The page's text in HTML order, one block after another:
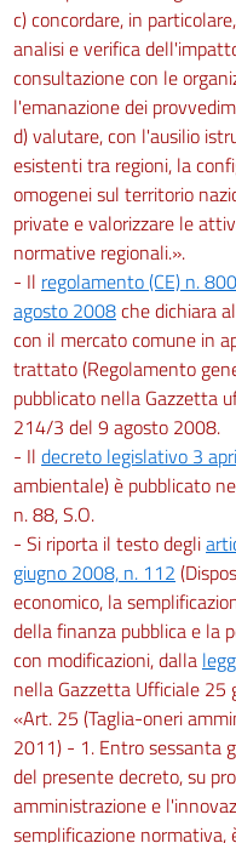
c) concordare, in
analisi e verifica
consultazione con le
l'emanazione dei
d) valutare, con l'ausilio
esistenti tra regioni, la
omogenei sul territorio
private e valorizzare le
normative regionali.».
- Il regolamento (CE) n.
agosto 2008che dichiara
con il mercato comune in
trattato (Regolamento
pubblicato nella Gazzetta
214/3 del 9 agosto 2008.
- Il decreto legislativo 3
ambientale) è pubblicato
n. 88, S.O.
- Si riporta il testo degli
giugno 2008, n. 112
economico, la
della finanza pubblica e la
con modificazioni, dalla
nella Gazzetta Ufficiale 25
«Art. 25 (Taglia-oneri
2011) - 1. Entro sessanta
del presente decreto, su
amministrazione e
semplificazione normativa,